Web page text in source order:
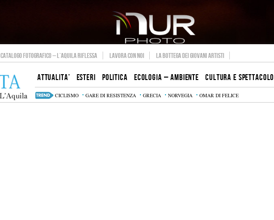
CATALOGO FOTOGRAFICO – L’AQUILA RIFLESSA LAVORA CON NOI LA BOTTEGA DEI GIOVANI ARTISTI
ATTUALITA’ ESTERI POLITICA ECOLOGIA – AMBIENTE CULTURA E SPETTACOLO
CICLISMO GARE DI RESISTENZA GRECIA NORVEGIA OMAR DI FELICE